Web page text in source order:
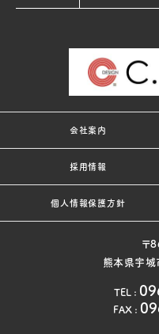
会社案内
採用情報
個人情報保護方針
〒
熊本県宇
TEL :
FAX :